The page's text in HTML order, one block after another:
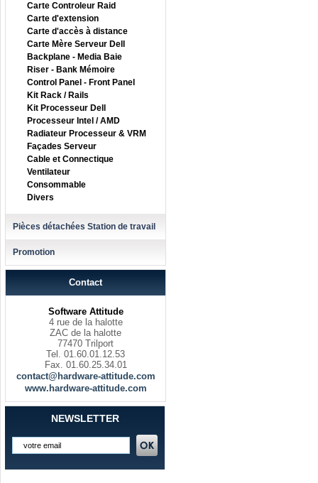
Carte Controleur Raid
Carte d'extension
Carte d'accès à distance
Carte Mère Serveur Dell
Backplane - Media Baie
Riser - Bank Mémoire
Control Panel - Front Panel
Kit Rack / Rails
Kit Processeur Dell
Processeur Intel / AMD
Radiateur Processeur & VRM
Façades Serveur
Cable et Connectique
Ventilateur
Consommable
Divers
Pièces détachées Station de travail
Promotion
Contact
Software Attitude
4 rue de la halotte
ZAC de la halotte
77470 Trilport
Tel. 01.60.01.12.53
Fax. 01.60.25.34.01
contact@hardware-attitude.com
www.hardware-attitude.com
NEWSLETTER